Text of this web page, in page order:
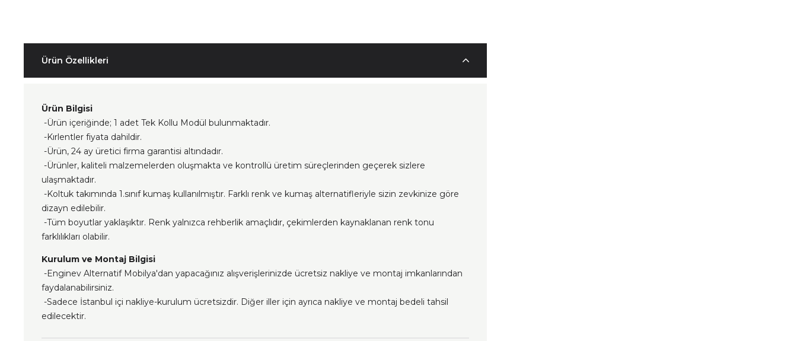
Ürün Özellikleri
Ürün Bilgisi
-Ürün içeriğinde; 1 adet Tek Kollu Modül bulunmaktadır.
-Kırlentler fiyata dahildir.
-Ürün, 24 ay üretici firma garantisi altındadır.
-Ürünler, kaliteli malzemelerden oluşmakta ve kontrollü üretim süreçlerinden geçerek sizlere
ulaşmaktadır.
-Koltuk takımında 1.sınıf kumaş kullanılmıştır. Farklı renk ve kumaş alternatifleriyle sizin zevkinize göre
dizayn edilebilir.
-Tüm boyutlar yaklaşıktır. Renk yalnızca rehberlik amaçlıdır, çekimlerden kaynaklanan renk tonu
farklılıkları olabilir.
Kurulum ve Montaj Bilgisi
-Enginev Alternatif Mobilya'dan yapacağınız alışverişlerinizde ücretsiz nakliye ve montaj imkanlarından
faydalanabilirsiniz.
-Sadece İstanbul içi nakliye-kurulum ücretsizdir. Diğer iller için ayrıca nakliye ve montaj bedeli tahsil
edilecektir.